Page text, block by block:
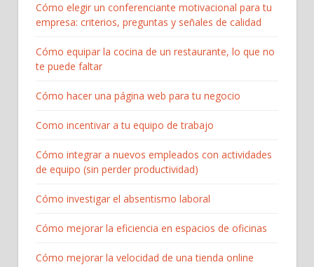
Cómo elegir un conferenciante motivacional para tu
empresa: criterios, preguntas y señales de calidad
Cómo equipar la cocina de un restaurante, lo que no
te puede faltar
Cómo hacer una página web para tu negocio
Como incentivar a tu equipo de trabajo
Cómo integrar a nuevos empleados con actividades
de equipo (sin perder productividad)
Cómo investigar el absentismo laboral
Cómo mejorar la eficiencia en espacios de oficinas
Cómo mejorar la velocidad de una tienda online